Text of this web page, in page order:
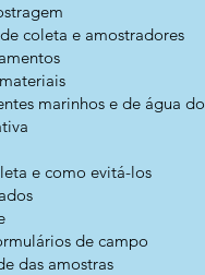
coleta e amostradores
marinhos e de água
e como evitá-los
de campo
das amostras